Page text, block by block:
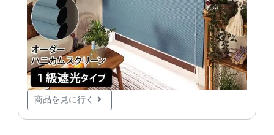
商品を見に行く